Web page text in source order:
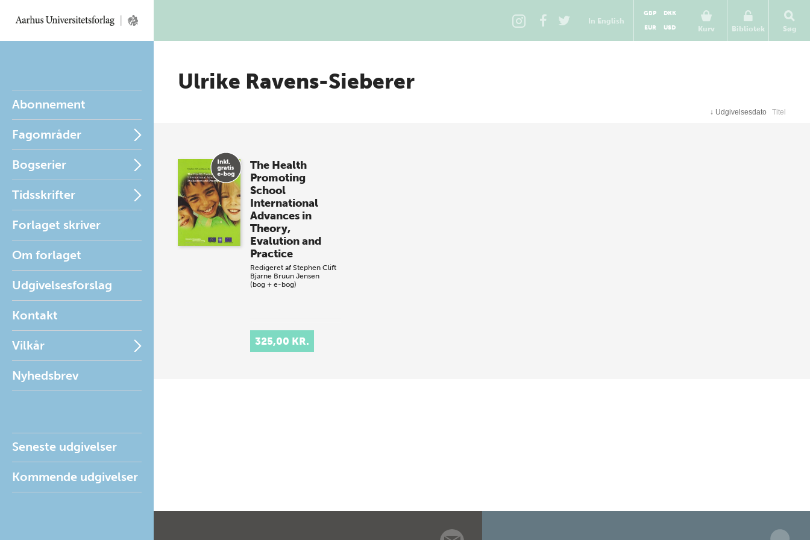
In English
Kurv
GBP
DKK
EUR
USD Bibliotek Søg
Abonnement
Fagområder
Bogserier
Tidsskrifter
Forlaget skriver
Om forlaget
Udgivelsesforslag
Kontakt
Vilkår
Nyhedsbrev
Seneste udgivelser
Kommende udgivelser
Ulrike Ravens-Sieberer
↓ Udgivelsesdato Titel
The Health
Promoting
School
International
Advances in
Theory,
Evalution and
Practice
Redigeret af Stephen Clift
Bjarne Bruun Jensen
(bog + e-bog)
325,00 KR.